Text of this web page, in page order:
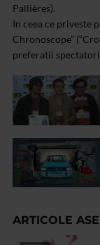
Pallières).
In ceea ce priveste
Chronoscope”
preferatii
ARTICOLE